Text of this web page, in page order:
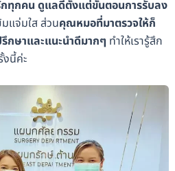
ทุกคน ดูแลดีตั้งแต่ขั้นตอนการรับลง
แจ่มใส ส่วนคุณหมอที่มาตรวจให้ก็
กษาและแนะนำดีมากๆ ทำให้เรารู้สึก
งนี้ค่ะ